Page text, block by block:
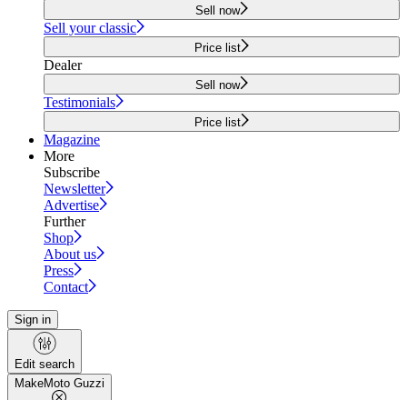
Sell now
Sell your classic
Price list
Dealer
Sell now
Testimonials
Price list
Magazine
More
Subscribe
Newsletter
Advertise
Further
Shop
About us
Press
Contact
Sign in
Edit search
MakeMoto Guzzi